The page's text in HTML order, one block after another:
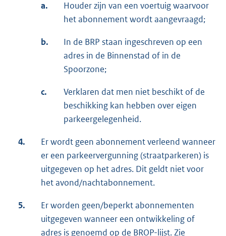
a.
Houder zijn van een voertuig waarvoor
het abonnement wordt aangevraagd;
b.
In de BRP staan ingeschreven op een
adres in de Binnenstad of in de
Spoorzone;
c.
Verklaren dat men niet beschikt of de
beschikking kan hebben over eigen
parkeergelegenheid.
4.
Er wordt geen abonnement verleend wanneer
er een parkeervergunning (straatparkeren) is
uitgegeven op het adres. Dit geldt niet voor
het avond/nachtabonnement.
5.
Er worden geen/beperkt abonnementen
uitgegeven wanneer een ontwikkeling of
adres is genoemd op de BROP-lijst. Zie